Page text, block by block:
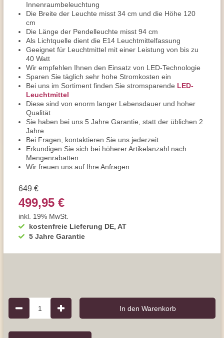
Innenraumbeleuchtung
Die Breite der Leuchte misst 34 cm und die Höhe 120
cm
Die Länge der Pendelleuchte misst 94 cm
Als Lichtquelle dient die E14 Leuchtmittelfassung
Geeignet für Leuchtmittel mit einer Leistung von bis zu
40 Watt
Wir empfehlen Ihnen den Einsatz von LED-Technologie
Sparen Sie täglich sehr hohe Stromkosten ein
Bei uns im Sortiment finden Sie stromsparende LED-
Leuchtmittel
Diese sind von enorm langer Lebensdauer und hoher
Qualität
Sie haben bei uns 5 Jahre Garantie, statt der üblichen 2
Jahre
Bei Fragen, kontaktieren Sie uns jederzeit
Erkundigen Sie sich bei höherer Artikelanzahl nach
Mengenrabatten
Wir freuen uns auf Ihre Anfragen
kostenfreie Lieferung DE, AT
5 Jahre Garantie
649 €
499,95 €
inkl. 19% MwSt.
1 In den Warenkorb